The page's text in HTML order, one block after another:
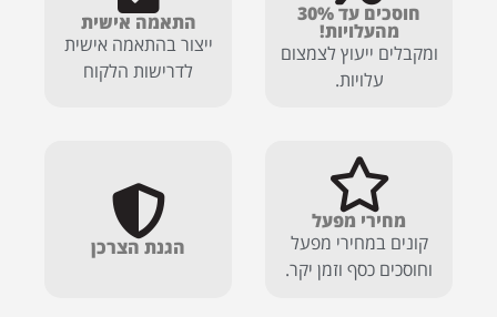
חוסכים עד 30%
מהעלויות!
ומקבלים ייעוץ לצמצום
עלויות.
התאמה אישית
ייצור בהתאמה אישית
לדרישות הלקוח
מחירי מפעל
קונים במחירי מפעל
וחוסכים כסף וזמן יקר.
הגנת הצרכן